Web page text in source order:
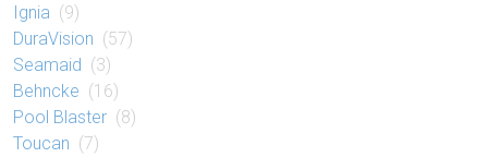
Ignia (9)
DuraVision (57)
Seamaid (3)
Behncke (16)
Pool Blaster (8)
Toucan (7)